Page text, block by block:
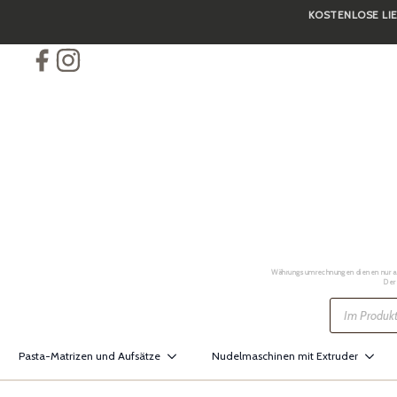
content
KOSTENLOSE
Währungsumrechnungen dienen
Products
search
Pasta-Matrizen und Aufsätze Nudelmaschinen mit Extruder